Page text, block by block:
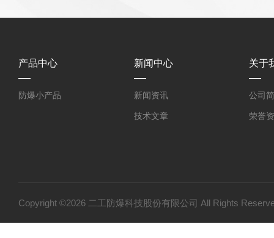
产品中心
防爆小产品
新闻中心
新闻资讯
技术文章
关于
公司
荣誉
Copyright ©2026 二工防爆科技股份有限公司 All Rights